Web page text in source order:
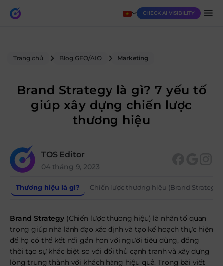
CHECK AI VISIBILITY
Trang chủ Blog GEO/AIO Marketing
Brand Strategy là gì? 7 yếu tố
giúp xây dựng chiến lược
thương hiệu
TOS Editor
04 tháng 9, 2023
Thương hiệu là gì? Chiến lược thương hiệu (Brand Strategy)
Brand Strategy (Chiến lược thương hiệu) là nhân tố quan
trọng giúp nhà lãnh đạo xác định và tạo kế hoạch thực hiện
để họ có thể kết nối gần hơn với người tiêu dùng, đồng
thời tạo sự khác biệt so với đối thủ cạnh tranh và xây dựng
lòng trung thành với khách hàng hiệu quả. Trong bài viết